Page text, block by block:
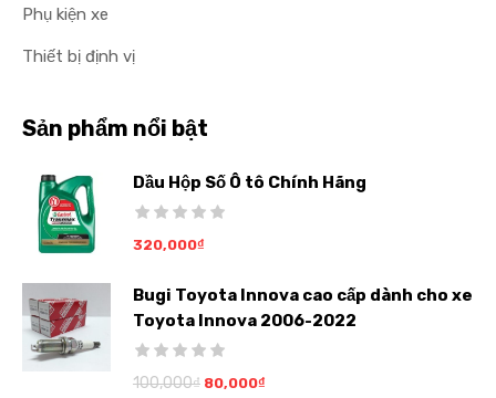
Phụ kiện xe
Thiết bị định vị
Sản phẩm nổi bật
Dầu Hộp Số Ô tô Chính Hãng
320,000₫
Bugi Toyota Innova cao cấp dành cho xe
Toyota Innova 2006-2022
100,000₫ 80,000₫